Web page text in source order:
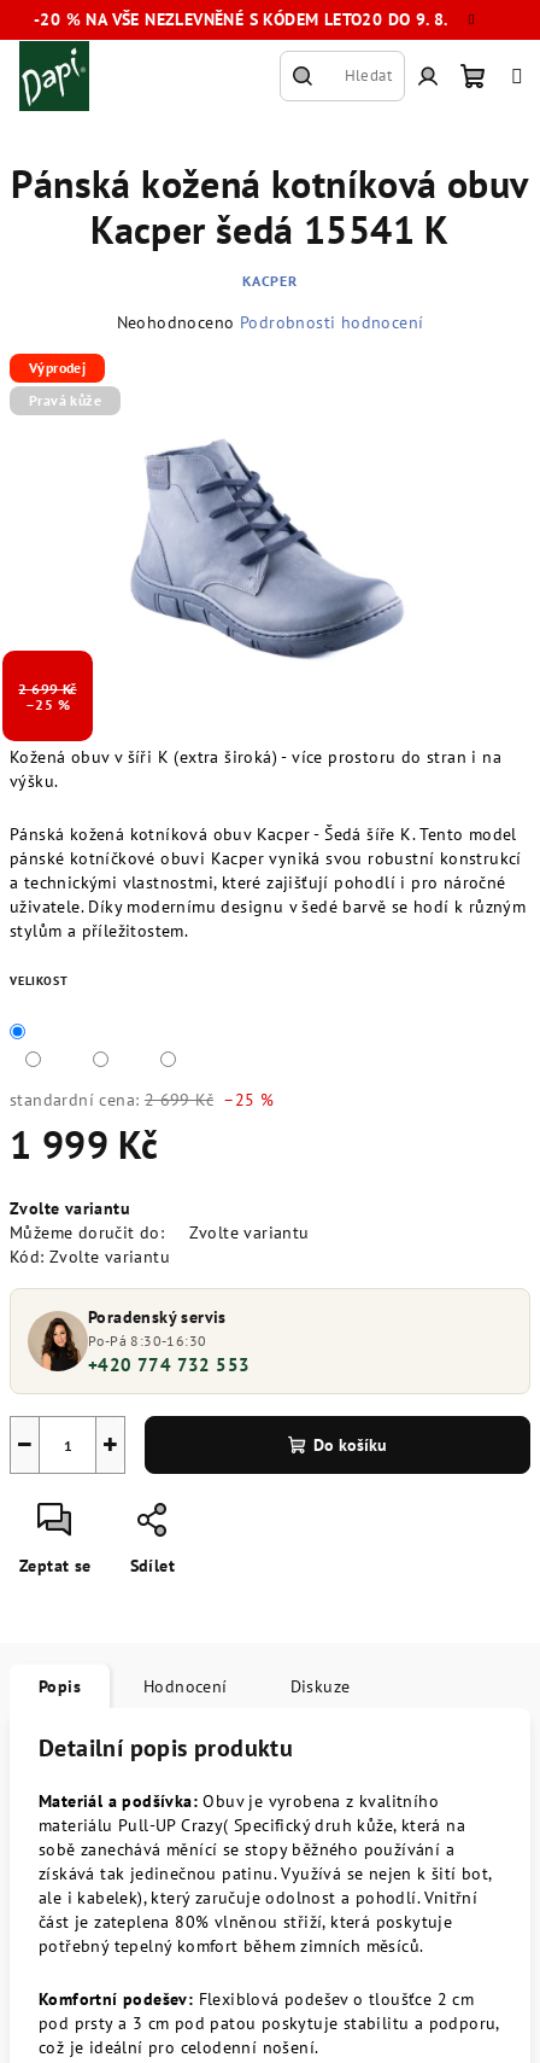
Přejít
na
-20 % NA VŠE NEZLEVNĚNÉ S KÓDEM LETO20 DO 9. 8.
Hledat
košík
Kožená obuv v šíři K (extra široká) - více prostoru do stran i na
výšku.
Pánská kožená kotníková obuv Kacper - Šedá šíře K. Tento model
pánské kotníčkové obuvi Kacper vyniká svou robustní konstrukcí
a technickými vlastnostmi, které zajišťují pohodlí i pro náročné
uživatele. Díky modernímu designu v šedé barvě se hodí k různým
stylům a příležitostem.
VELIKOST
standardní cena: 2 699 Kč –25 %
1 999 Kč
cena:
Zvolte variantu
Můžeme doručit do:
Zvolte variantu
Kód: Zvolte variantu
Poradenský servis
Po-Pá 8:30-16:30
+420 774 732 553
+
− Do košíku
Zeptat se Sdílet
Pánská kožená kotníková obuv
Kacper šedá 15541 K
KACPER
produktu
je
0,0
Neohodnoceno Podrobnosti hodnocení
Výprodej
Pravá kůže
2 699 Kč
–25 %
Popis Hodnocení Diskuze
Detailní popis produktu
Materiál a podšívka: Obuv je vyrobena z kvalitního
materiálu Pull-UP Crazy( Specifický druh kůže, která na
sobě zanechává měnící se stopy běžného používání a
získává tak jedinečnou patinu. Využívá se nejen k šití bot,
ale i kabelek), který zaručuje odolnost a pohodlí. Vnitřní
část je zateplena 80% vlněnou střiží, která poskytuje
potřebný tepelný komfort během zimních měsíců.
Komfortní podešev: Flexiblová podešev o tloušťce 2 cm
pod prsty a 3 cm pod patou poskytuje stabilitu a podporu,
což je ideální pro celodenní nošení.